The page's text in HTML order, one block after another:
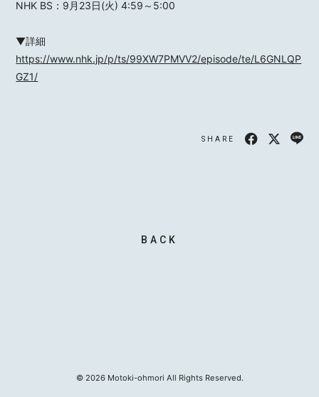
DISCOGRAPHY
ACTOR
MAIL MAGAZINE
NHK BS：9月23日(火) 4:59～5:00
▼詳細
https://www.nhk.jp/p/ts/99XW7PMVV2/episode/te/L6GNLQP
GZ1/
SHARE
BACK
© 2026Motoki-ohmori All Rights Reserved.